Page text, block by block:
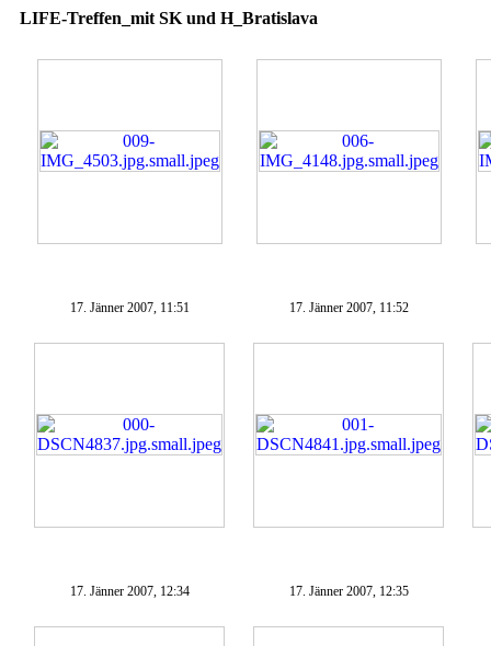
LIFE-Treffen_mit SK und H_Bratislava
17. Jänner 2007, 11:51 17. Jänner 2007, 11:52
17. Jänner 2007, 12:34 17. Jänner 2007, 12:35